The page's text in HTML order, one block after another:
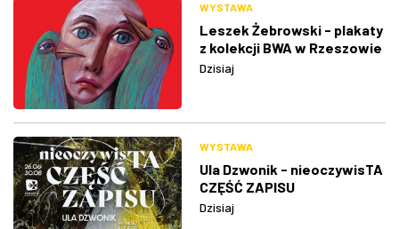
WYSTAWA
Leszek Żebrowski - plakaty
z kolekcji BWA w Rzeszowie
Dzisiaj
WYSTAWA
Ula Dzwonik - nieoczywisTA
CZĘŚĆ ZAPISU
Dzisiaj